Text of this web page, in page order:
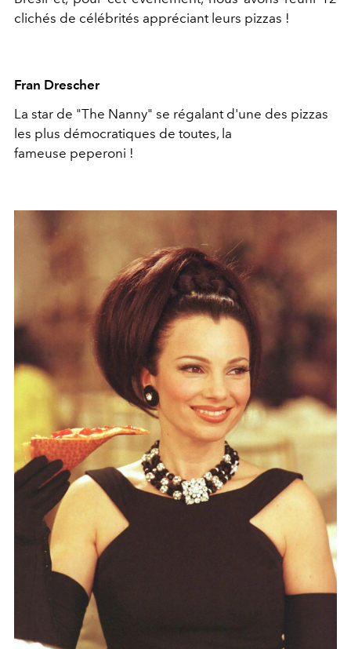
clichés de célébrités appréciant leurs pizzas !
Fran Drescher
La star de "The Nanny" se régalant d'une des pizzas
les plus démocratiques de toutes, la
fameuse peperoni !